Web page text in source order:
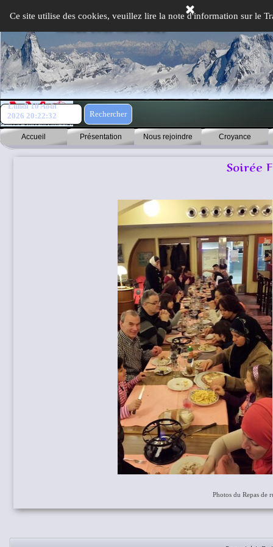
Ce site utilise des cookies, veuillez lire la note d'information sur le
Rechercher
Lundi 10 Août
2026 20:22:32
Accueil Présentation Nous rejoindre Croyance
Soirée
Photos du Repas de